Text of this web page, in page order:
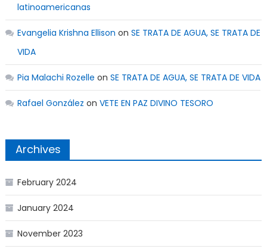
latinoamericanas
Evangelia Krishna Ellison on SE TRATA DE AGUA, SE TRATA DE
VIDA
Pia Malachi Rozelle on SE TRATA DE AGUA, SE TRATA DE VIDA
Rafael González on VETE EN PAZ DIVINO TESORO
Archives
February 2024
January 2024
November 2023